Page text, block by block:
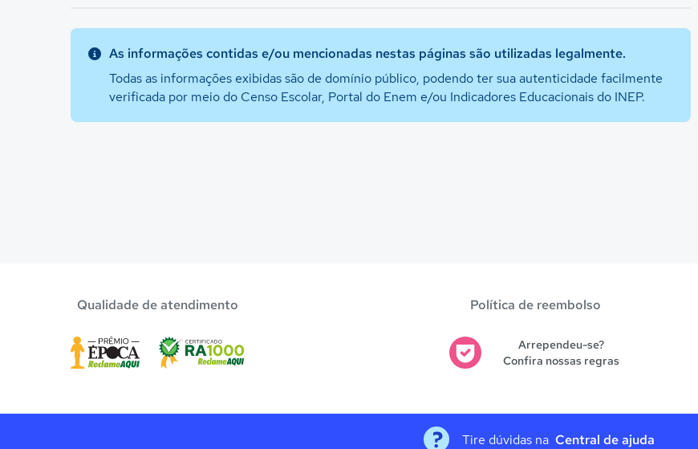
As informações contidas e/ou mencionadas nestas páginas são utilizadas legalmente.
Todas as informações exibidas são de domínio público, podendo ter sua autenticidade facilmente
verificada por meio do Censo Escolar, Portal do Enem e/ou Indicadores Educacionais do INEP.
Qualidade de atendimento Política de reembolso
Arrependeu-se?
Confira nossas regras
Tire dúvidas na Central de ajuda